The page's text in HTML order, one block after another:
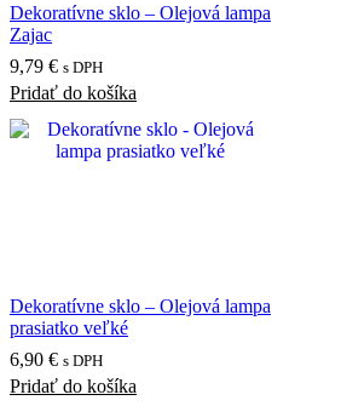
Dekoratívne sklo – Olejová lampa
Zajac
9,79 € s DPH
Pridať do košíka
Dekoratívne sklo – Olejová lampa
prasiatko veľké
6,90 € s DPH
Pridať do košíka